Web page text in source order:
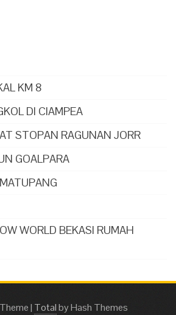
KM 8
DI CIAMPEA
STOPAN RAGUNAN JORR
GOALPARA
WORLD BEKASI RUMAH
| Totalby Hash Themes